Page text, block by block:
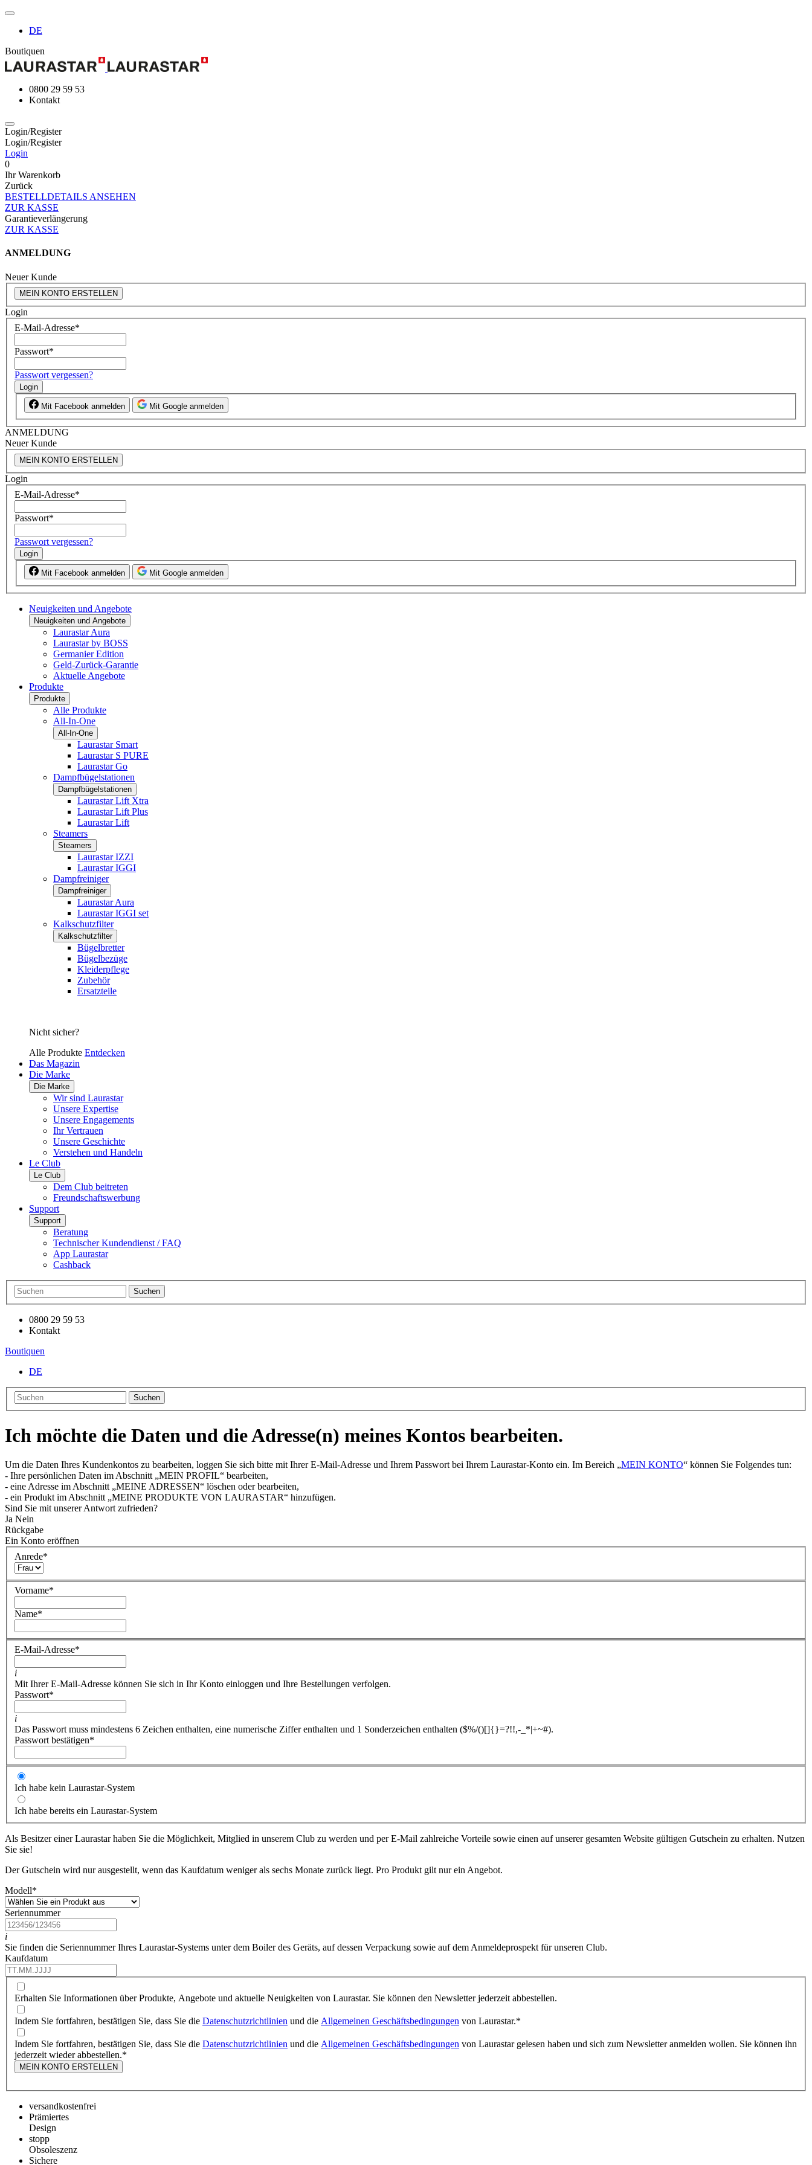
DE
Boutiquen
0800 29 59 53
Kontakt
Login/Register
Login/Register
Login
0
Ihr Warenkorb
Zurück
BESTELLDETAILS ANSEHEN
ZUR KASSE
Garantieverlängerung
ZUR KASSE
ANMELDUNG
Neuer Kunde
MEIN KONTO ERSTELLEN
Login
E-Mail-Adresse*
Passwort*
Passwort vergessen?
Login
Mit Facebook anmelden Mit Google anmelden
ANMELDUNG
Neuer Kunde
MEIN KONTO ERSTELLEN
Login
E-Mail-Adresse*
Passwort*
Passwort vergessen?
Login
Mit Facebook anmelden Mit Google anmelden
Neuigkeiten und Angebote
Neuigkeiten und Angebote
Laurastar Aura
Laurastar by BOSS
Germanier Edition
Geld-Zurück-Garantie
Aktuelle Angebote
Produkte
Produkte
Alle Produkte
All-In-One
All-In-One
Laurastar Smart
Laurastar S PURE
Laurastar Go
Dampfbügelstationen
Dampfbügelstationen
Laurastar Lift Xtra
Laurastar Lift Plus
Laurastar Lift
Steamers
Steamers
Laurastar IZZI
Laurastar IGGI
Dampfreiniger
Dampfreiniger
Laurastar Aura
Laurastar IGGI set
Kalkschutzfilter
Kalkschutzfilter
Bügelbretter
Bügelbezüge
Kleiderpflege
Zubehör
Ersatzteile
Nicht sicher?
Alle Produkte Entdecken
Das Magazin
Die Marke
Die Marke
Wir sind Laurastar
Unsere Expertise
Unsere Engagements
Ihr Vertrauen
Unsere Geschichte
Verstehen und Handeln
Le Club
Le Club
Dem Club beitreten
Freundschaftswerbung
Support
Support
Beratung
Technischer Kundendienst / FAQ
App Laurastar
Cashback
Suchen
0800 29 59 53
Kontakt
Boutiquen
DE
Suchen
Ich möchte die Daten und die Adresse(n) meines Kontos bearbeiten.
Um die Daten Ihres Kundenkontos zu bearbeiten, loggen Sie sich bitte mit Ihrer E-Mail-Adresse und Ihrem Passwort bei Ihrem Laurastar-Konto ein. Im Bereich „MEIN KONTO“ können Sie Folgendes tun:
- Ihre persönlichen Daten im Abschnitt „MEIN PROFIL“ bearbeiten,
- eine Adresse im Abschnitt „MEINE ADRESSEN“ löschen oder bearbeiten,
- ein Produkt im Abschnitt „MEINE PRODUKTE VON LAURASTAR“ hinzufügen.
Sind Sie mit unserer Antwort zufrieden?
Ja Nein
Rückgabe
Ein Konto eröffnen
Anrede*
Vorname*
Name*
E-Mail-Adresse*
i
Mit Ihrer E-Mail-Adresse können Sie sich in Ihr Konto einloggen und Ihre Bestellungen verfolgen.
Passwort*
i
Das Passwort muss mindestens 6 Zeichen enthalten, eine numerische Ziffer enthalten und 1 Sonderzeichen enthalten ($%/()[]{}=?!!,-_*|+~#).
Passwort bestätigen*
Ich habe kein Laurastar-System
Ich habe bereits ein Laurastar-System
Als Besitzer einer Laurastar haben Sie die Möglichkeit, Mitglied in unserem Club zu werden und per E-Mail zahlreiche Vorteile sowie einen auf unserer gesamten Website gültigen Gutschein zu erhalten. Nutzen
Sie sie!
Der Gutschein wird nur ausgestellt, wenn das Kaufdatum weniger als sechs Monate zurück liegt. Pro Produkt gilt nur ein Angebot.
Modell*
Seriennummer
i
Sie finden die Seriennummer Ihres Laurastar-Systems unter dem Boiler des Geräts, auf dessen Verpackung sowie auf dem Anmeldeprospekt für unseren Club.
Kaufdatum
Erhalten Sie Informationen über Produkte, Angebote und aktuelle Neuigkeiten von Laurastar. Sie können den Newsletter jederzeit abbestellen.
Indem Sie fortfahren, bestätigen Sie, dass Sie die Datenschutzrichtlinien und die Allgemeinen Geschäftsbedingungen von Laurastar.*
Indem Sie fortfahren, bestätigen Sie, dass Sie die Datenschutzrichtlinien und die Allgemeinen Geschäftsbedingungen von Laurastar gelesen haben und sich zum Newsletter anmelden wollen. Sie können ihn
jederzeit wieder abbestellen.*
MEIN KONTO ERSTELLEN
versandkostenfrei
Prämiertes
Design
stopp
Obsoleszenz
Sichere